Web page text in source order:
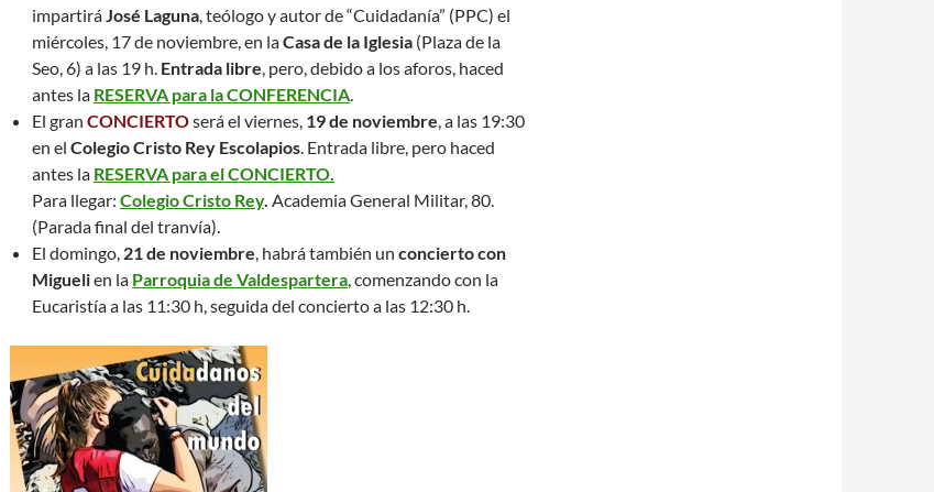
impartiráJosé Laguna, teólogo y autor de “Cuidadanía” (PPC) el
miércoles, 17 de noviembre, en laCasa de la Iglesia (Plaza de la
Seo, 6) a las 19 h. Entrada libre, pero, debido a los aforos, haced
antes la RESERVA para la CONFERENCIA.
El gran CONCIERTOserá el viernes, 19 de noviembre, a las 19:30
en el Colegio Cristo Rey Escolapios. Entrada libre, pero haced
antes la RESERVA para el CONCIERTO.
Para llegar: Colegio Cristo Rey. Academia General Militar, 80.
(Parada final del tranvía).
El domingo, 21 de noviembre, habrá también un concierto con
Miguelien la Parroquia de Valdespartera, comenzando con la
Eucaristía a las 11:30 h, seguida del concierto a las 12:30 h.